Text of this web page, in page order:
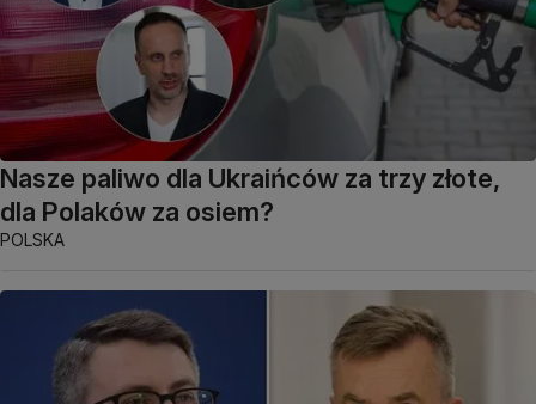
Nasze paliwo dla Ukraińców za trzy złote,
dla Polaków za osiem?
POLSKA